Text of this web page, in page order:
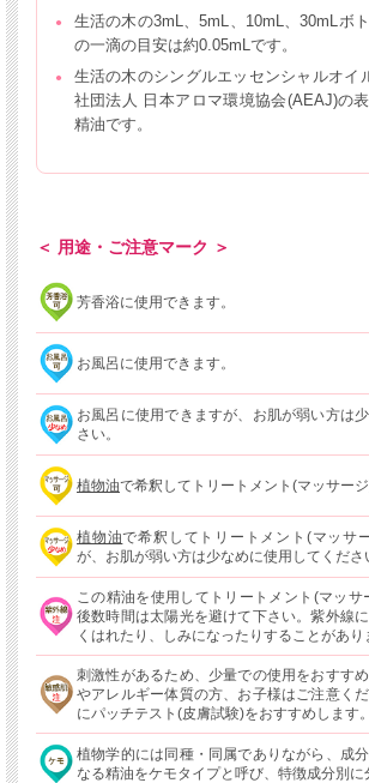
生活の木の3mL、5mL、10mL、30mLボ
の一滴の目安は約0.05mLです。
生活の木のシングルエッセンシャルオイ
社団法人 日本アロマ環境協会(AEAJ)の
精油です。
＜ 用途・ご注意マーク ＞
芳香浴に使用できます。
お風呂に使用できます。
お風呂に使用できますが、お肌が弱い方は
さい。
植物油で希釈してトリートメント(マッサージ
植物油で希釈してトリートメント(マッサ
が、お肌が弱い方は少なめに使用してくださ
この精油を使用してトリートメント(マッサ
後数時間は太陽光を避けて下さい。紫外線
くはれたり、しみになったりすることがあり
刺激性があるため、少量での使用をおすす
やアレルギー体質の方、お子様はご注意く
にパッチテスト(皮膚試験)をおすすめします。
植物学的には同種・同属でありながら、成
なる精油をケモタイプと呼び、特徴成分別に